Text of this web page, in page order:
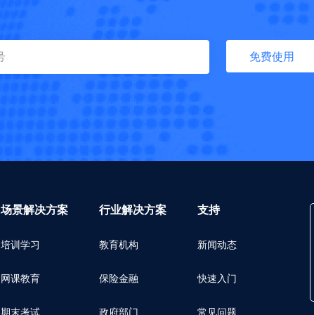
免费使用
场景解决方案
培训学习
网课教育
期末考试
行业解决方案
教育机构
保险金融
政府部门
支持
新闻动态
快速入门
常见问题